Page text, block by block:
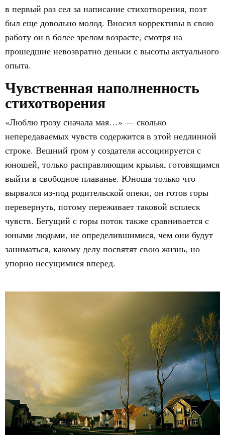
в первый раз сел за написание стихотворения, поэт
был еще довольно молод. Вносил коррективы в свою
работу он в более зрелом возрасте, смотря на
прошедшие невозвратно деньки с высоты актуального
опыта.
Чувственная наполненность
стихотворения
«Люблю грозу сначала мая…» — сколько
непередаваемых чувств содержится в этой недлинной
строке. Вешний гром у создателя ассоциируется с
юношей, только расправляющим крылья, готовящимся
выйти в свободное плаванье. Юноша только что
вырвался из-под родительской опеки, он готов горы
перевернуть, потому переживает таковой всплеск
чувств. Бегущий с горы поток также сравнивается с
юными людьми, не определившимися, чем они будут
заниматься, какому делу посвятят свою жизнь, но
упорно несущимися вперед.